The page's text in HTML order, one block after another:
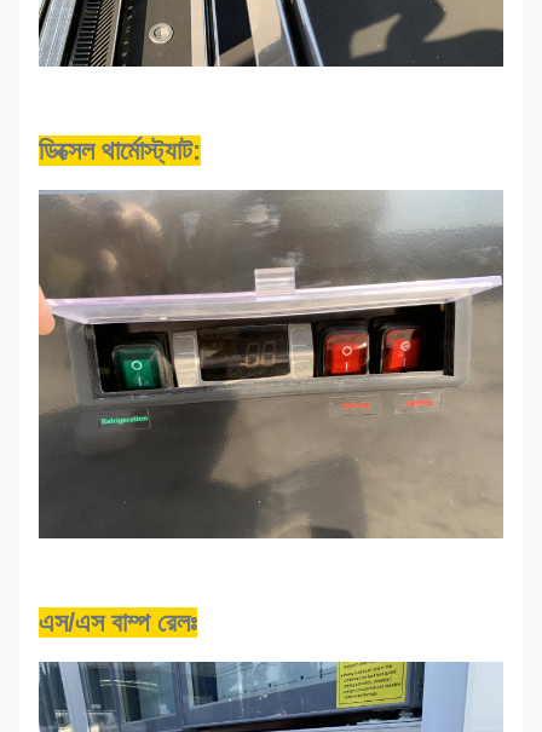
ডিক্সেল থার্মোস্ট্যাট:
এস/এস বাম্প রেলঃ